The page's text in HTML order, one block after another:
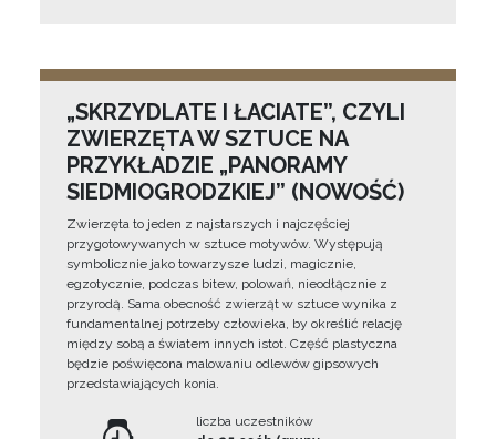
„SKRZYDLATE I ŁACIATE”, CZYLI
ZWIERZĘTA W SZTUCE NA
PRZYKŁADZIE „PANORAMY
SIEDMIOGRODZKIEJ” (NOWOŚĆ)
Zwierzęta to jeden z najstarszych i najczęściej
przygotowywanych w sztuce motywów. Występują
symbolicznie jako towarzysze ludzi, magicznie,
egzotycznie, podczas bitew, polowań, nieodłącznie z
przyrodą. Sama obecność zwierząt w sztuce wynika z
fundamentalnej potrzeby człowieka, by określić relację
między sobą a światem innych istot. Część plastyczna
będzie poświęcona malowaniu odlewów gipsowych
przedstawiających konia.
liczba uczestników